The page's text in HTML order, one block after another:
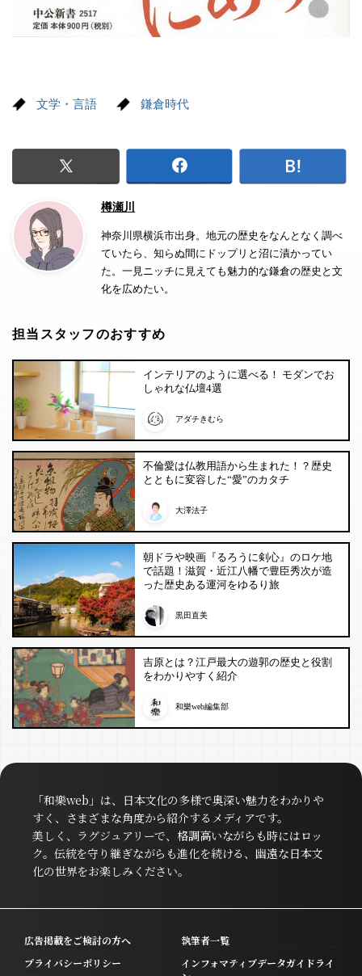
文学・言語 鎌倉時代
樽瀬川
神奈川県横浜市出身。地元の歴史をなんとなく調べ
ていたら、知らぬ間にドップリと沼に漬かってい
た。一見ニッチに見えても魅力的な鎌倉の歴史と文
化を広めたい。
担当スタッフのおすすめ
インテリアのように選べる！ モダンでお
しゃれな仏壇4選
アダチきむら
不倫愛は仏教用語から生まれた！？歴史
とともに変容した“愛”のカタチ
大澤法子
朝ドラや映画『るろうに剣心』のロケ地
で話題！滋賀・近江八幡で豊臣秀次が造
った歴史ある運河をゆるり旅
黒田直美
吉原とは？江戸最大の遊郭の歴史と役割
をわかりやすく紹介
和樂web編集部
「和樂web」は、日本文化の多様で奥深い魅力をわかりや
すく、さまざまな角度から紹介するメディアです。
美しく、ラグジュアリーで、格調高いながらも時にはロッ
ク。伝統を守り継ぎながらも進化を続ける、幽遠な日本文
化の世界をお楽しみください。
広告掲載をご検討の方へ
執筆者一覧
プライバシーポリシー
インフォマティブデータガイドライ